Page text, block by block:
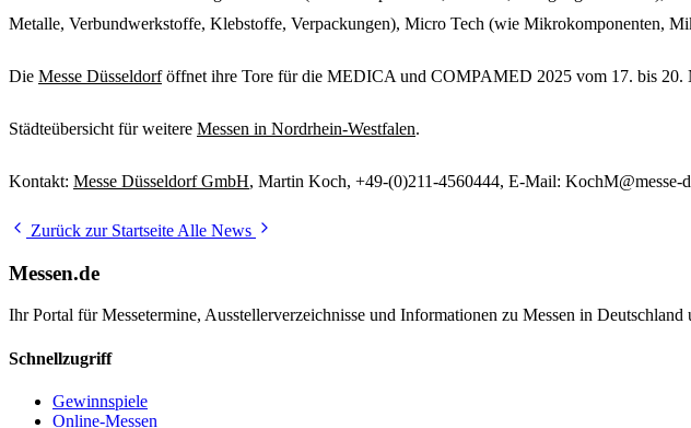
Metalle, Verbundwerkstoffe, Klebstoffe, Verpackungen), Micro Tech (wie Mikrokomponenten,
Die Messe Düsseldorföffnet ihre Tore für die MEDICA und COMPAMED 2025 vom 17. bis 20.
Städteübersicht für weitere Messen in Nordrhein-Westfalen.
Kontakt: Messe Düsseldorf GmbH, Martin Koch, +49-(0)211-4560444, E-Mail: KochM@messe-
Zurück zur Startseite Alle News
Messen.de
Ihr Portal für Messetermine, Ausstellerverzeichnisse und Informationen zu Messen in Deutschland
Schnellzugriff
Gewinnspiele
Online-Messen